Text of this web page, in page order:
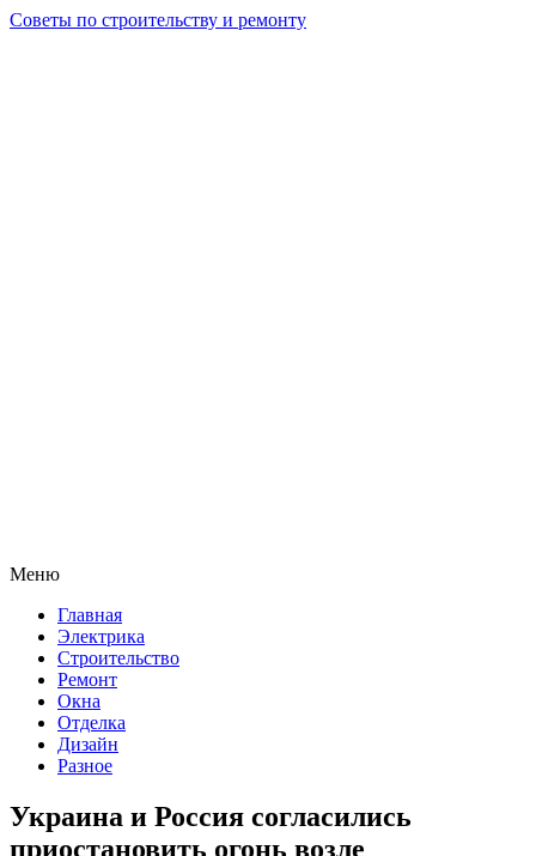
Советы по строительству и ремонту
Меню
Главная
Электрика
Строительство
Ремонт
Окна
Отделка
Дизайн
Разное
Украина и Россия согласились
приостановить огонь возле